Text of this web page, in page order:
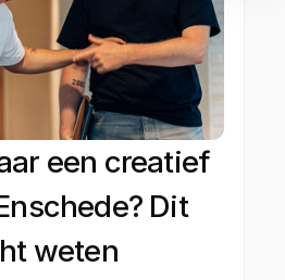
een creatief
Dit
weten